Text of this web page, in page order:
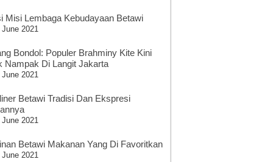
Misi Lembaga Kebudayaan Betawi
June 2021
Bondol: Populer Brahminy Kite Kini
Nampak Di Langit Jakarta
June 2021
Betawi Tradisi Dan Ekspresi
June 2021
Betawi Makanan Yang Di Favoritkan
June 2021